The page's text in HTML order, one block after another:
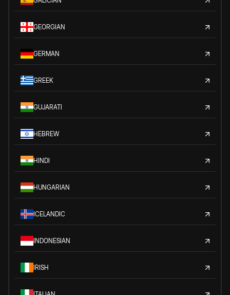
GEORGIAN
GERMAN
GREEK
GUJARATI
HEBREW
HINDI
HUNGARIAN
ICELANDIC
INDONESIAN
IRISH